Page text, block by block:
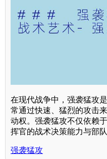
在现代战争中，强袭猛攻
常通过快速、猛烈的攻击
动权。强袭猛攻不仅依赖
挥官的战术决策能力与部
强袭猛攻